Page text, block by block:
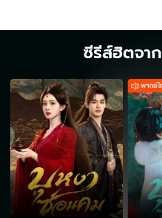
ซีรีส์ฮิตจาก